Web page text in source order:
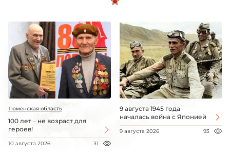
Тюменская область
100 лет – не возраст для
героев!
10 августа 2026 31
9 августа 1945 года
началась война с Японией
9 августа 2026 93